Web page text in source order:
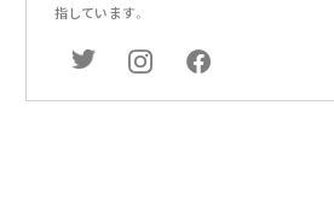
指しています。